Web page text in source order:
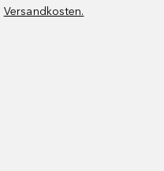
Versandkosten.